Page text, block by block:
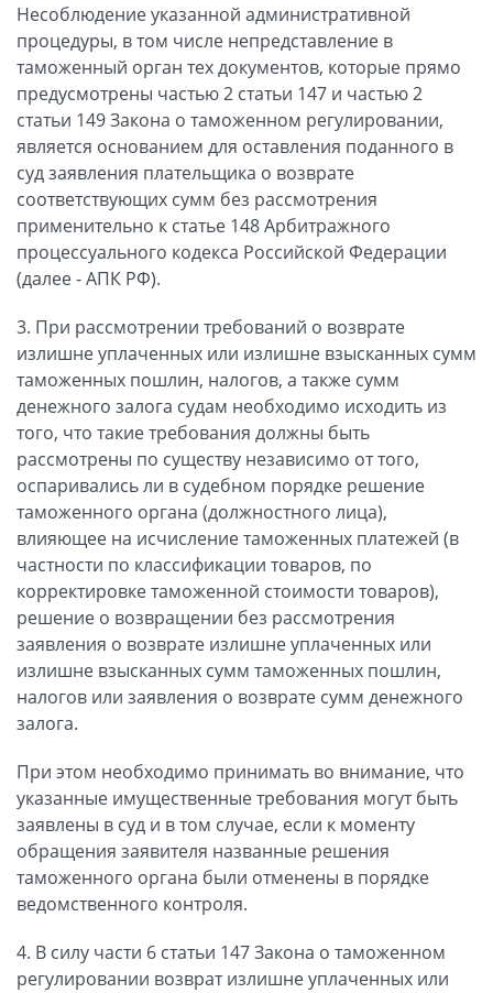
Несоблюдение указанной административной
процедуры, в том числе непредставление в
таможенный орган тех документов, которые прямо
предусмотрены частью 2 статьи 147 и частью 2
статьи 149 Закона о таможенном регулировании,
является основанием для оставления поданного в
суд заявления плательщика о возврате
соответствующих сумм без рассмотрения
применительно к статье 148 Арбитражного
процессуального кодекса Российской Федерации
(далее - АПК РФ).
3. При рассмотрении требований о возврате
излишне уплаченных или излишне взысканных сумм
таможенных пошлин, налогов, а также сумм
денежного залога судам необходимо исходить из
того, что такие требования должны быть
рассмотрены по существу независимо от того,
оспаривались ли в судебном порядке решение
таможенного органа (должностного лица),
влияющее на исчисление таможенных платежей (в
частности по классификации товаров, по
корректировке таможенной стоимости товаров),
решение о возвращении без рассмотрения
заявления о возврате излишне уплаченных или
излишне взысканных сумм таможенных пошлин,
налогов или заявления о возврате сумм денежного
залога.
При этом необходимо принимать во внимание, что
указанные имущественные требования могут быть
заявлены в суд и в том случае, если к моменту
обращения заявителя названные решения
таможенного органа были отменены в порядке
ведомственного контроля.
4. В силу части 6 статьи 147 Закона о таможенном
регулировании возврат излишне уплаченных или